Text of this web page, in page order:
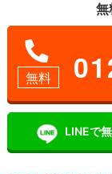
無
無料
LINEで